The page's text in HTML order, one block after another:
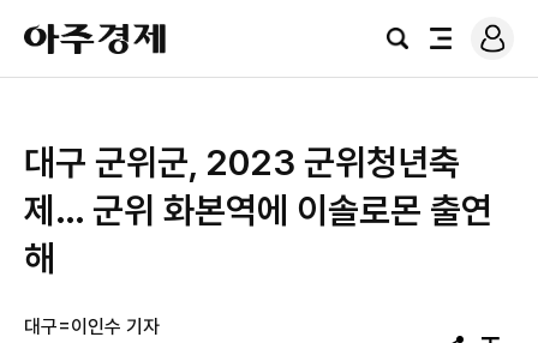
아
주
경
검
전
로
그
대구 군위군, 2023 군위청년축
제… 군위 화본역에 이솔로몬 출연
해
대구=이인수 기자